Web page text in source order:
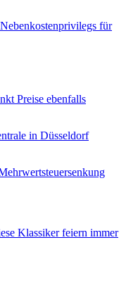
für
Preise ebenfalls
Klassiker feiern immer